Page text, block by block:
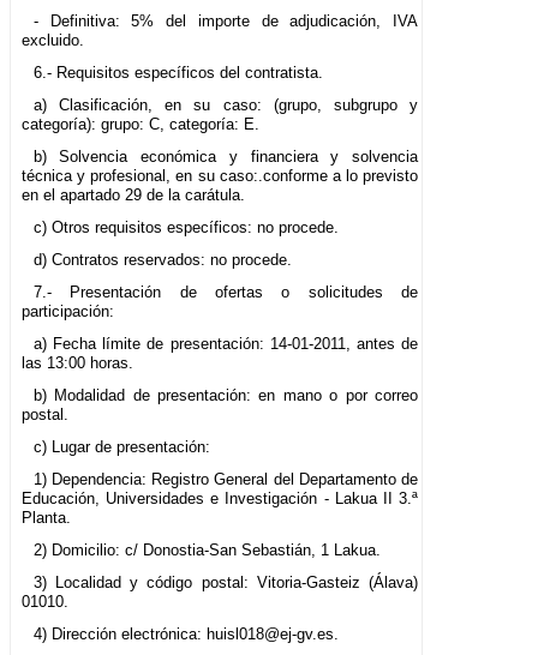
- Definitiva: 5% del importe de adjudicación, IVA
excluido.
6.- Requisitos específicos del contratista.
a) Clasificación, en su caso: (grupo, subgrupo y
categoría): grupo: C, categoría: E.
b) Solvencia económica y financiera y solvencia
técnica y profesional, en su caso:.conforme a lo previsto
en el apartado 29 de la carátula.
c) Otros requisitos específicos: no procede.
d) Contratos reservados: no procede.
7.- Presentación de ofertas o solicitudes de
participación:
a) Fecha límite de presentación: 14-01-2011, antes de
las 13:00 horas.
b) Modalidad de presentación: en mano o por correo
postal.
c) Lugar de presentación:
1) Dependencia: Registro General del Departamento de
Educación, Universidades e Investigación - Lakua II 3.ª
Planta.
2) Domicilio: c/ Donostia-San Sebastián, 1 Lakua.
3) Localidad y código postal: Vitoria-Gasteiz (Álava)
01010.
4) Dirección electrónica: huisl018@ej-gv.es.